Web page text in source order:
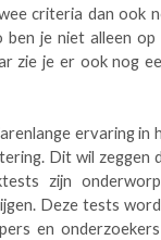
criteria dan ook
ben je niet alleen op
zie je er ook nog
ervaring in
Dit wil zeggen
zijn
Deze tests
en